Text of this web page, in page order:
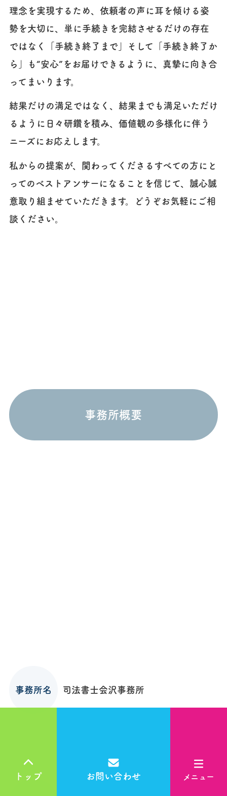
理念を実現するため、依頼者の声に耳を傾ける姿
勢を大切に、単に手続きを完結させるだけの存在
ではなく「手続き終了まで」そして「手続き終了か
ら」も“安心”をお届けできるように、真摯に向き合
ってまいります。
結果だけの満足ではなく、結果までも満足いただけ
るように日々研鑽を積み、価値観の多様化に伴う
ニーズにお応えします。
私からの提案が、関わってくださるすべての方にと
ってのベストアンサーになることを信じて、誠心誠
意取り組ませていただきます。どうぞお気軽にご相
談ください。
事務所概要
事務所名 司法書士会沢事務所
トップ お問い合わせ メニュー